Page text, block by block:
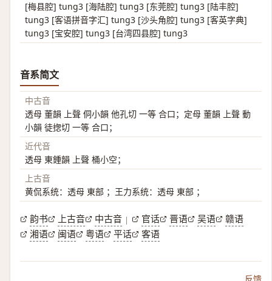
[梅县腔] tung3 [海陆腔] tung3 [东莞腔] tung3 [陆丰腔]
tung3 [客语拼音字汇] tung3 [沙头角腔] tung3 [客英字典]
tung3 [宝安腔] tung3 [台湾四县腔] tung3
音系简文
中古音
透母 董韻 上聲 侗小韻 他孔切 一等 合口；定母 董韻 上聲 動
小韻 徒揔切 一等 合口；
近代音
透母 東鍾韻 上聲 桶小空；
上古音
黄侃系统：透母 東部 ；王力系统：透母 東部 ；
韵书 上古音 中古音 | 官话 晋语 吴语
赣语
湘语
闽语 粤语 平话 客语